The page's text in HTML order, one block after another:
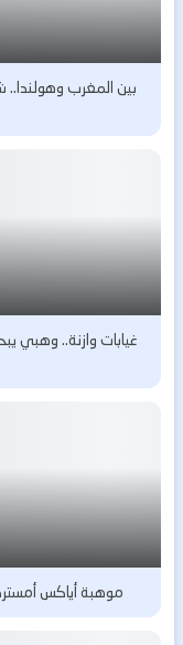
بين المغرب
غيابات وازنة.. وهبي
موهبة أياكس